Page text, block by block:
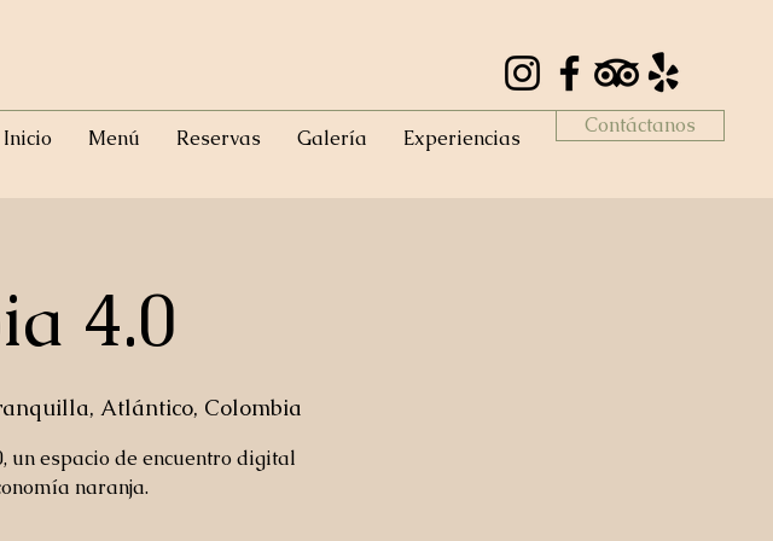
Inicio Menú Reservas Galería Experiencias
Contáctanos
4.0
Atlántico, Colombia
espacio de encuentro digital
naranja.